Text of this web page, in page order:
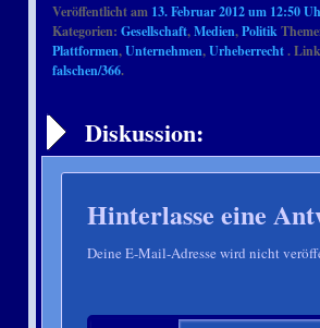
Veröffentlicht am 13. Februar 2012 um 12:50
Kategorien: Gesellschaft,Medien,Politik
Plattformen,Unternehmen,Urheberrecht.
falschen/366.
Diskussion:
Hinterlasse eine
Deine E-Mail-Adresse wird nicht